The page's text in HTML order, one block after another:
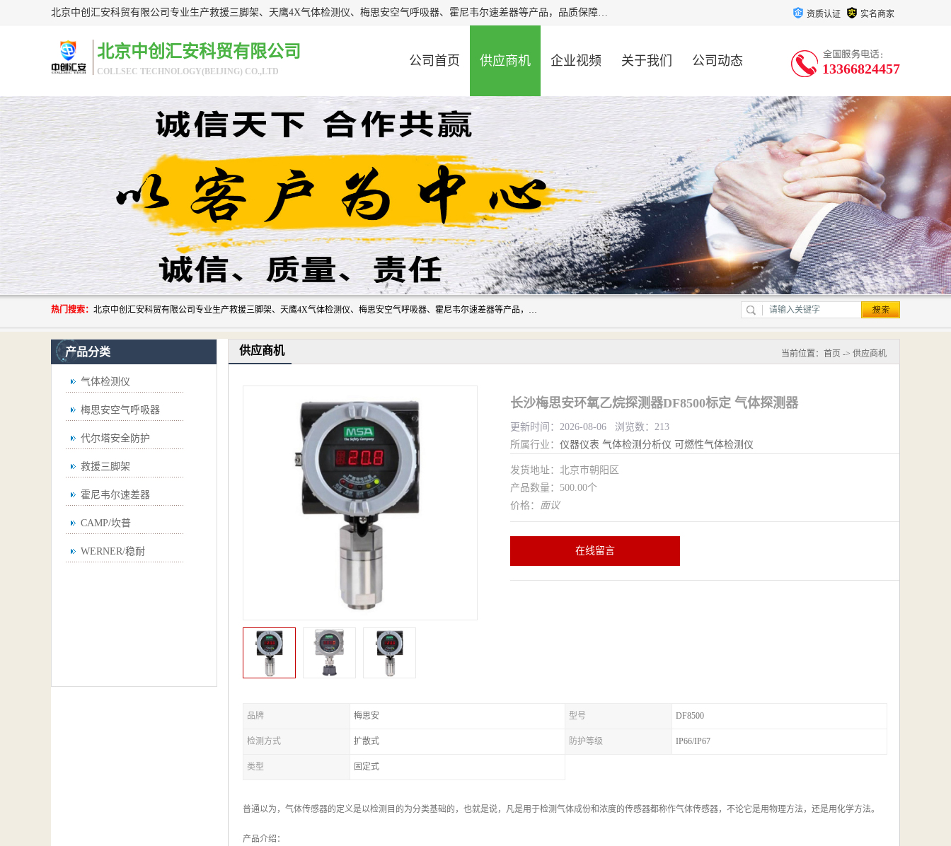
北京中创汇安科贸有限公司专业生产救援三脚架、天鹰4X气体检测仪、梅思安空气呼吸器、霍尼韦尔速差器等产品，品质保障，价格合理，欢迎在线致电咨询。 资质认证 实名商家
北京中创汇安科贸有限公司
COLLSEC TECHNOLOGY(BEIJING) CO.,LTD
公司首页 供应商机 企业视频 关于我们 公司动态 13366824457
热门搜索： 北京中创汇安科贸有限公司专业生产救援三脚架、天鹰4X气体检测仪、梅思安空气呼吸器、霍尼韦尔速差器等产品，品质保障，价格合理，欢迎在线致电咨询。
产品分类
气体检测仪
梅思安空气呼吸器
代尔塔安全防护
救援三脚架
霍尼韦尔速差器
CAMP/坎普
WERNER/稳耐
供应商机 当前位置： 首页 -> 供应商机
长沙梅思安环氧乙烷探测器DF8500标定 气体探测器
更新时间：2026-08-06 浏览数：213
所属行业： 仪器仪表 气体检测分析仪 可燃性气体检测仪
发货地址：北京市朝阳区
产品数量：500.00个
价格： 面议
在线留言
品牌 梅思安 型号 DF8500
检测方式 扩散式 防护等级 IP66/IP67
类型 固定式
普通以为，气体传感器的定义是以检测目的为分类基础的，也就是说，凡是用于检测气体成份和浓度的传感器都称作气体传感器，不论它是用物理方法，还是用化学方法。
产品介绍：